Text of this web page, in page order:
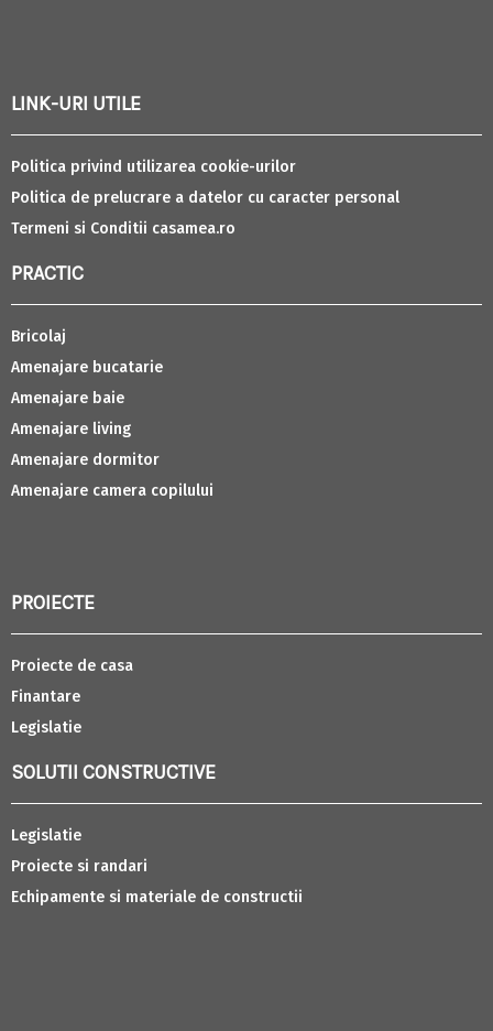
LINK-URI UTILE
Politica privind utilizarea cookie-urilor
Politica de prelucrare a datelor cu caracter personal
Termeni si Conditii casamea.ro
PRACTIC
Bricolaj
Amenajare bucatarie
Amenajare baie
Amenajare living
Amenajare dormitor
Amenajare camera copilului
PROIECTE
Proiecte de casa
Finantare
Legislatie
SOLUTII CONSTRUCTIVE
Legislatie
Proiecte si randari
Echipamente si materiale de constructii